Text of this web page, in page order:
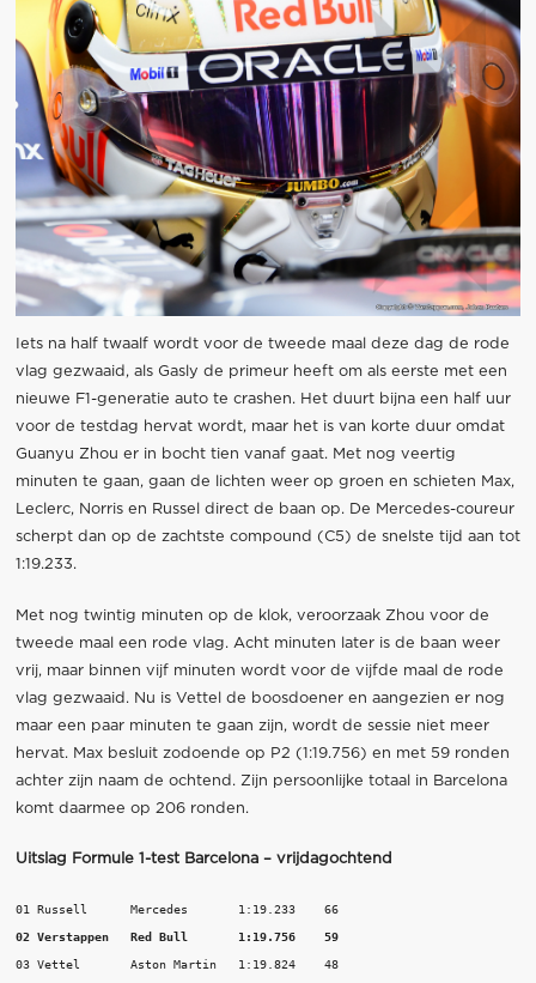
Iets na half twaalf wordt voor de tweede maal deze dag de rode
vlag gezwaaid, als Gasly de primeur heeft om als eerste met een
nieuwe F1-generatie auto te crashen. Het duurt bijna een half uur
voor de testdag hervat wordt, maar het is van korte duur omdat
Guanyu Zhou er in bocht tien vanaf gaat. Met nog veertig
minuten te gaan, gaan de lichten weer op groen en schieten Max,
Leclerc, Norris en Russel direct de baan op. De Mercedes-coureur
scherpt dan op de zachtste compound (C5) de snelste tijd aan tot
1:19.233.
Met nog twintig minuten op de klok, veroorzaak Zhou voor de
tweede maal een rode vlag. Acht minuten later is de baan weer
vrij, maar binnen vijf minuten wordt voor de vijfde maal de rode
vlag gezwaaid. Nu is Vettel de boosdoener en aangezien er nog
maar een paar minuten te gaan zijn, wordt de sessie niet meer
hervat. Max besluit zodoende op P2 (1:19.756) en met 59 ronden
achter zijn naam de ochtend. Zijn persoonlijke totaal in Barcelona
komt daarmee op 206 ronden.
Uitslag Formule 1-test Barcelona – vrijdagochtend
01 Russell      Mercedes       1:19.233    66
02 Verstappen   Red Bull       1:19.756    59
03 Vettel       Aston Martin   1:19.824    48